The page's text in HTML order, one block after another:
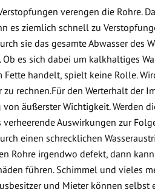
verengen die Rohre.
es ziemlich schnell zu
sie das gesamte Abwasser des
es sich dabei um kalkhaltiges
handelt, spielt keine Rolle.
zu rechnen.Für den Werterhalt
äußerster Wichtigkeit. Werden
Auswirkungen zur
einen schrecklichen
Rohre irgendwo defekt, dann
führen. Schimmel und vieles
und Mieter können